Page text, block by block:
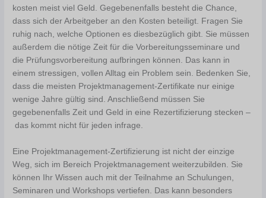
kosten meist viel Geld. Gegebenenfalls besteht die Chance,
dass sich der Arbeitgeber an den Kosten beteiligt. Fragen Sie
ruhig nach, welche Optionen es diesbezüglich gibt. Sie müssen
außerdem die nötige Zeit für die Vorbereitungsseminare und
die Prüfungsvorbereitung aufbringen können. Das kann in
einem stressigen, vollen Alltag ein Problem sein. Bedenken Sie,
dass die meisten Projektmanagement-Zertifikate nur einige
wenige Jahre gültig sind. Anschließend müssen Sie
gegebenenfalls Zeit und Geld in eine Rezertifizierung stecken –
das kommt nicht für jeden infrage.
Eine Projektmanagement-Zertifizierung ist nicht der einzige
Weg, sich im Bereich Projektmanagement weiterzubilden. Sie
können Ihr Wissen auch mit der Teilnahme an Schulungen,
Seminaren und Workshops vertiefen. Das kann besonders